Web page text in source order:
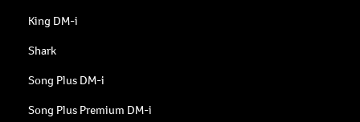
King DM-i
Shark
Song Plus DM-i
Song Plus Premium DM-i